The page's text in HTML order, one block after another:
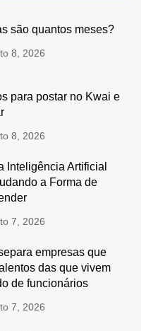
são quantos meses?
8, 2026
para postar no Kwai e
8, 2026
Inteligência Artificial
a Forma de
7, 2026
empresas que
das que vivem
de funcionários
7, 2026